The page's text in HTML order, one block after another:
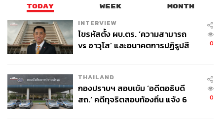
TODAY WEEK MONTH
INTERVIEW
ไขรหัสตั้ง ผบ.ตร. ‘ความสามารถ
vs อาวุโส’ และอนาคตการปฏิรูปสี
0
THAILAND
กองปราบฯ สอบเข้ม ‘อดีตอธิบดี
สถ.’ คดีทุจริตสอบท้องถิ่น แจ้ง 6
0